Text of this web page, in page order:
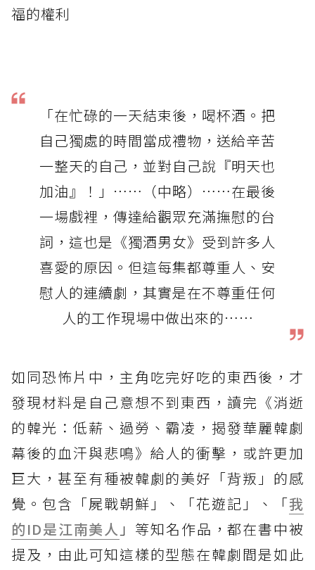
福的權利
「在忙碌的一天結束後，喝杯酒。把
自己獨處的時間當成禮物，送給辛苦
一整天的自己，並對自己說『明天也
加油』！」⋯⋯（中略）⋯⋯在最後
一場戲裡，傳達給觀眾充滿撫慰的台
詞，這也是《獨酒男女》受到許多人
喜愛的原因。但這每集都尊重人、安
慰人的連續劇，其實是在不尊重任何
人的工作現場中做出來的⋯⋯
如同恐怖片中，主角吃完好吃的東西後，才
發現材料是自己意想不到東西，讀完《消逝
的韓光：低薪、過勞、霸凌，揭發華麗韓劇
幕後的血汗與悲鳴》給人的衝擊，或許更加
巨大，甚至有種被韓劇的美好「背叛」的感
覺。包含「屍戰朝鮮」、「花遊記」、「我
的ID是江南美人 」等知名作品，都在書中被
提及，由此可知這樣的型態在韓劇間是如此